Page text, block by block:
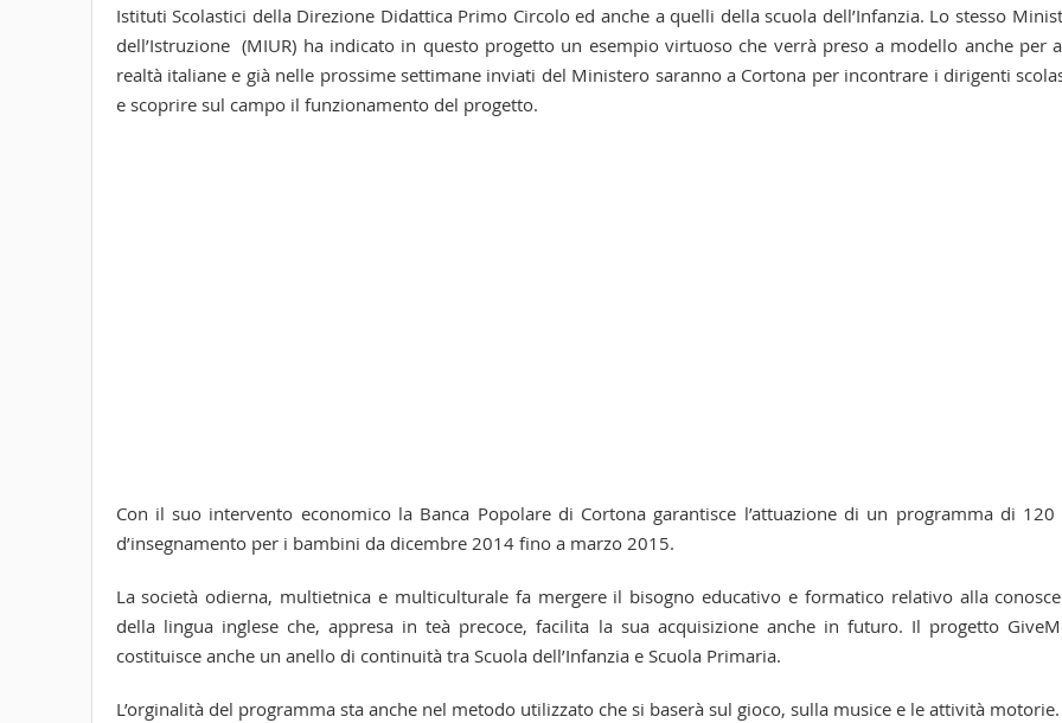
Istituti Scolastici della Direzione Didattica Primo Circolo ed anche a quelli della scuola dell’Infanzia. Lo stesso
dell’Istruzione (MIUR) ha indicato in questo progetto un esempio virtuoso che verrà preso a modello anche per
realtà italiane e già nelle prossime settimane inviati del Ministero saranno a Cortona per incontrare i dirigenti
e scoprire sul campo il funzionamento del progetto.
Con il suo intervento economico la Banca Popolare di Cortona garantisce l’attuazione di un programma di 120
d’insegnamento per i bambini da dicembre 2014 fino a marzo 2015.
La società odierna, multietnica e multiculturale fa mergere il bisogno educativo e formatico relativo alla
della lingua inglese che, appresa in teà precoce, facilita la sua acquisizione anche in futuro. Il progetto
costituisce anche un anello di continuità tra Scuola dell’Infanzia e Scuola Primaria.
L’orginalità del programma sta anche nel metodo utilizzato che si baserà sul gioco, sulla musice e le attività motorie.